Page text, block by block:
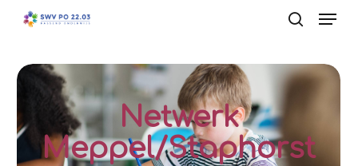
Skip
content
Netwerk
Meppel/Staphorst